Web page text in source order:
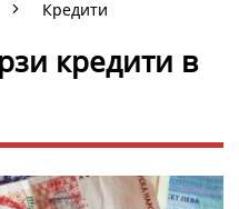
Кредити
кредити в